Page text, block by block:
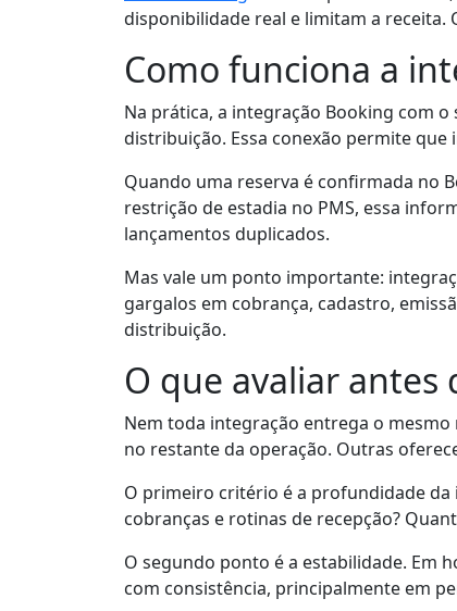
disponibilidade real e limitam a
Como funciona a
Na prática, a integração Booking com o
distribuição. Essa conexão permite
Quando uma reserva é confirmada no
restrição de estadia no PMS, essa
lançamentos duplicados.
Mas vale um ponto importante:
gargalos em cobrança, cadastro,
distribuição.
O que avaliar
Nem toda integração entrega o
no restante da operação. Outras
O primeiro critério é a profundidade
cobranças e rotinas de recepção?
O segundo ponto é a estabilidade. Em
com consistência, principalmente em